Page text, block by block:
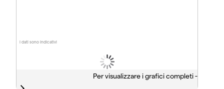
I dati sono indicativi
Per visualizzare i grafici completi -